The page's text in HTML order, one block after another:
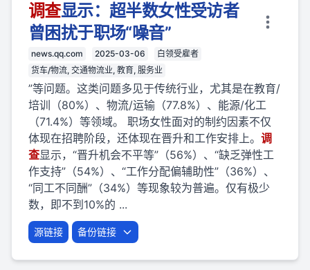
调查显示：超半数女性受访者
曾困扰于职场“噪音”
news.qq.com 2025-03-06
白领受雇者
货车/物流, 交通物流业, 教育, 服务业
”等问题。这类问题多见于传统行业，尤其是在教育/
培训（80%）、物流/运输（77.8%）、能源/化工
（71.4%）等领域。 职场女性面对的制约因素不仅
体现在招聘阶段，还体现在晋升和工作安排上。 调
查显示，“晋升机会不平等”（56%）、“缺乏弹性工
作支持”（54%）、“工作分配偏辅助性”（36%）、
“同工不同酬”（34%）等现象较为普遍。仅有极少
数，即不到10%的 ...
源链接 备份链接